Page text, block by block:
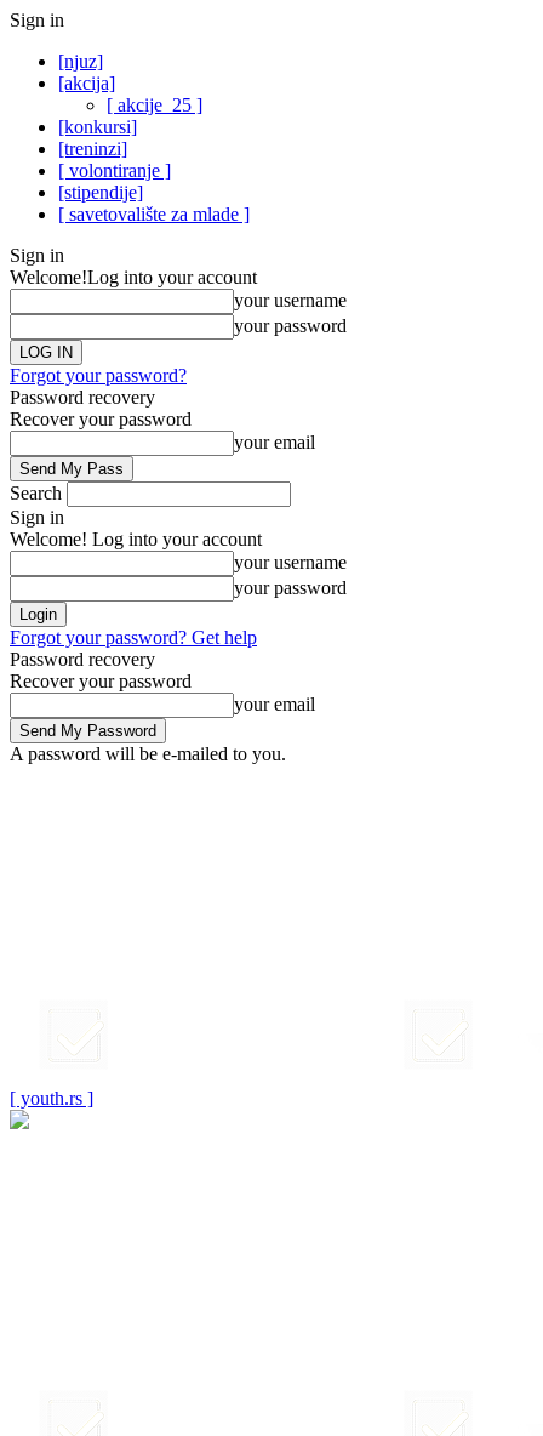
Sign in
[njuz]
[akcija]
[ akcije_25 ]
[konkursi]
[treninzi]
[ volontiranje ]
[stipendije]
[ savetovalište za mlade ]
Sign in
Welcome!Log into your account
your username
your password
Forgot your password?
Password recovery
Recover your password
your email
Search
Sign in
Welcome! Log into your account
your username
your password
Forgot your password? Get help
Password recovery
Recover your password
your email
A password will be e-mailed to you.
[ youth.rs ]